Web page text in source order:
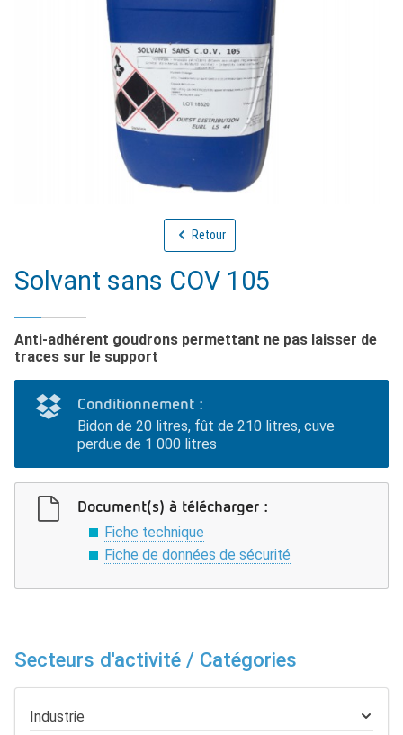
Retour
Solvant sans COV 105
Anti-adhérent goudrons permettant ne pas laisser de
traces sur le support
Conditionnement :
Bidon de 20 litres, fût de 210 litres, cuve
perdue de 1 000 litres
Document(s) à télécharger :
Fiche technique
Fiche de données de sécurité
Secteurs d'activité / Catégories
Industrie